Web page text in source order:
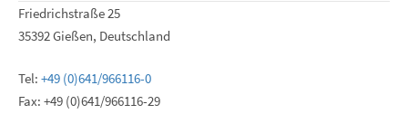
Friedrichstraße 25
35392 Gießen, Deutschland
Tel: +49 (0)641/966116-0
Fax: +49 (0)641/966116-29